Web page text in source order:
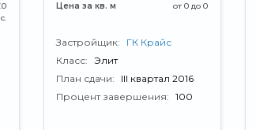
Цена за кв. м
от 0 до 0
Застройщик:
ГК Крайс
Класс: Элит
План сдачи:
III квартал 2016
Процент завершения: 100